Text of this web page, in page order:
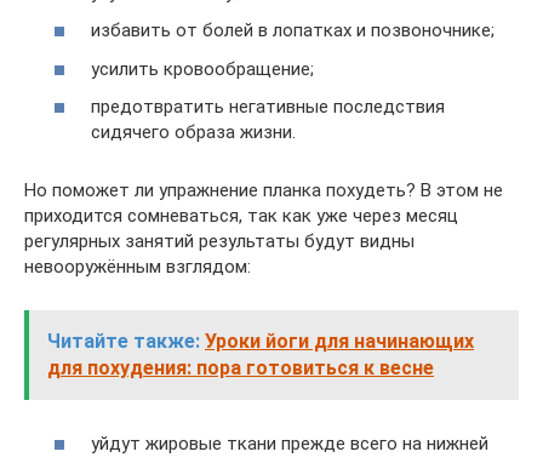
избавить от болей в лопатках и позвоночнике;
усилить кровообращение;
предотвратить негативные последствия
сидячего образа жизни.
Но поможет ли упражнение планка похудеть? В этом не
приходится сомневаться, так как уже через месяц
регулярных занятий результаты будут видны
невооружённым взглядом:
Читайте также: Уроки йоги для начинающих
для похудения: пора готовиться к весне
уйдут жировые ткани прежде всего на нижней